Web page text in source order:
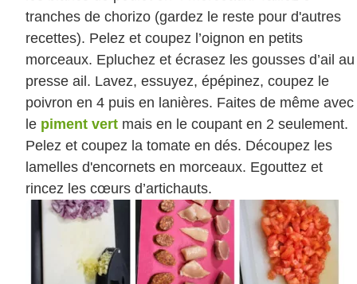
tranches de chorizo (gardez le reste pour d'autres
recettes). Pelez et coupez l’oignon en petits
morceaux. Epluchez et écrasez les gousses d’ail au
presse ail. Lavez, essuyez, épépinez, coupez le
poivron en 4 puis en lanières. Faites de même avec
le piment vert mais en le coupant en 2 seulement.
Pelez et coupez la tomate en dés. Découpez les
lamelles d'encornets en morceaux. Egouttez et
rincez les cœurs d’artichauts.